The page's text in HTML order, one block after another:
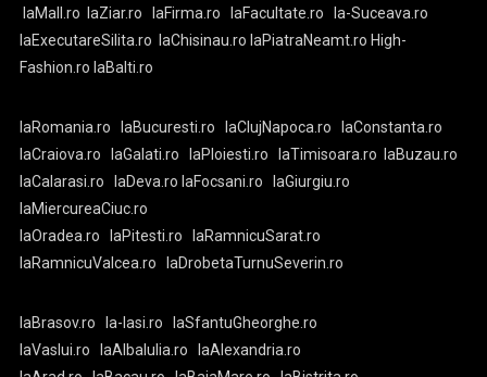
laMall.ro
laZiar.ro laFirma.ro laFacultate.ro
la-Suceava.ro
laExecutareSilita.ro
laChisinau.ro laPiatraNeamt.ro High-
Fashion.ro laBalti.ro
laRomania.ro laBucuresti.ro laClujNapoca.ro
laConstanta.ro
laCraiova.ro
laGalati.ro laPloiesti.ro laTimisoara.ro
laBuzau.ro
laCalarasi.ro
laDeva.ro laFocsani.ro
laGiurgiu.ro
laMiercureaCiuc.ro
laOradea.ro
laPitesti.ro
laRamnicuSarat.ro
laRamnicuValcea.ro
laDrobetaTurnuSeverin.ro
laBrasov.ro la-Iasi.ro
laSfantuGheorghe.ro
laVaslui.ro
laAlbaIulia.ro
laAlexandria.ro